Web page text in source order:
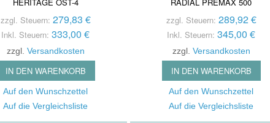
zzgl. Steuern: 279,83 €
Inkl. Steuern: 333,00 €
zzgl. Versandkosten
IN DEN WARENKORB
Auf den Wunschzettel
Auf die Vergleichsliste
zzgl. Steuern: 289,92 €
Inkl. Steuern: 345,00 €
zzgl. Versandkosten
IN DEN WARENKORB
Auf den Wunschzettel
Auf die Vergleichsliste